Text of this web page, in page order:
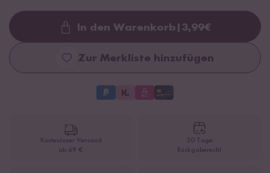
Loading...
In den Warenkorb 3,99€
Zur Merkliste hinzufügen
Kostenloser Versand
ab 49 €
30 Tage
Rückgaberecht